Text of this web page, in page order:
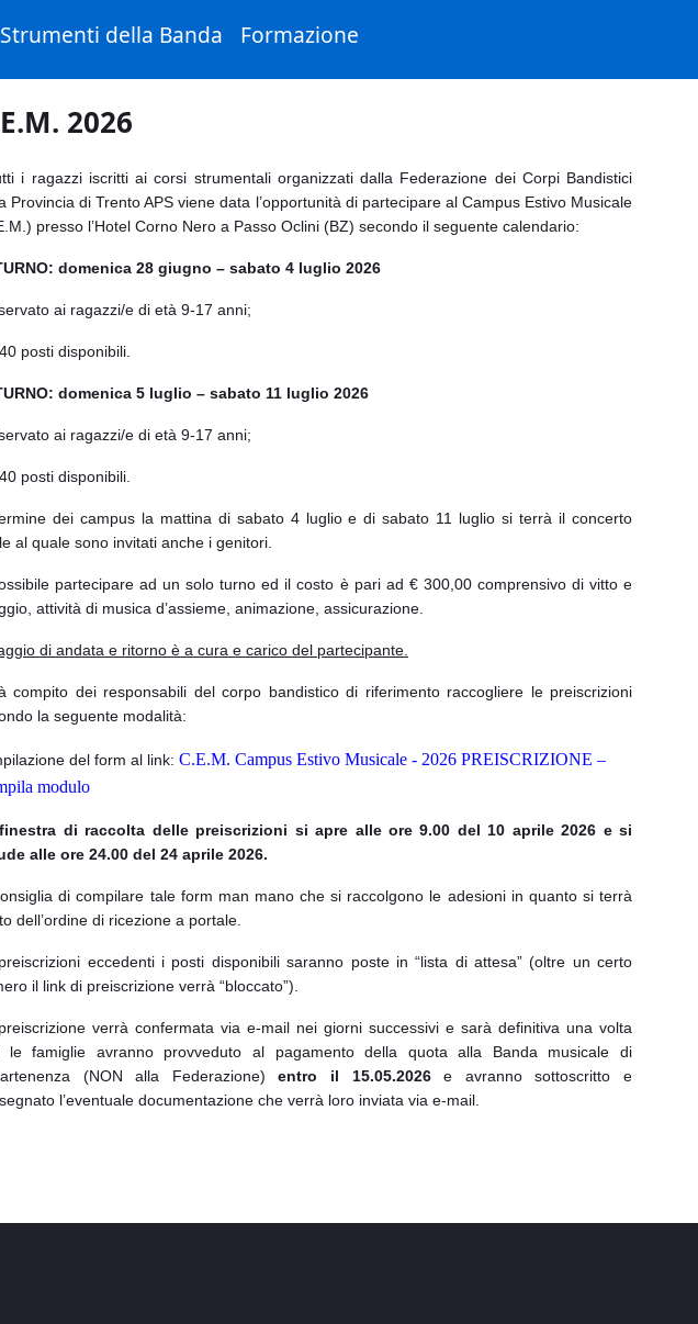
della Banda Formazione
2026
i ragazzi iscritti ai corsi strumentali organizzati dalla Federazione dei Corpi Bandistici
Provincia di Trento APS viene data l’opportunità di partecipare al Campus Estivo Musicale
presso l’Hotel Corno Nero a Passo Oclini (BZ) secondo il seguente calendario:
domenica 28 giugno – sabato 4 luglio 2026
ai ragazzi/e di età 9-17 anni;
posti disponibili.
domenica 5 luglio – sabato 11 luglio 2026
ai ragazzi/e di età 9-17 anni;
posti disponibili.
dei campus la mattina di sabato 4 luglio e di sabato 11 luglio si terrà il concerto
al quale sono invitati anche i genitori.
partecipare ad un solo turno ed il costo è pari ad € 300,00 comprensivo di vitto e
attività di musica d’assieme, animazione, assicurazione.
di andata e ritorno è a cura e carico del partecipante.
compito dei responsabili del corpo bandistico di riferimento raccogliere le preiscrizioni
la seguente modalità:
del form al link: C.E.M. Campus Estivo Musicale - 2026 PREISCRIZIONE –
modulo
di raccolta delle preiscrizioni si apre alle ore 9.00 del 10 aprile 2026 e si
alle ore 24.00 del 24 aprile 2026.
di compilare tale form man mano che si raccolgono le adesioni in quanto si terrà
dell’ordine di ricezione a portale.
eccedenti i posti disponibili saranno poste in “lista di attesa” (oltre un certo
il link di preiscrizione verrà “bloccato”).
verrà confermata via e-mail nei giorni successivi e sarà definitiva una volta
le famiglie avranno provveduto al pagamento della quota alla Banda musicale di
(NON alla Federazione)entro il 15.05.2026e avranno sottoscritto e
l’eventuale documentazione che verrà loro inviata via e-mail.